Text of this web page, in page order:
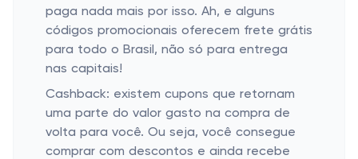
paga nada mais por isso. Ah, e alguns
códigos promocionais oferecem frete grátis
para todo o Brasil, não só para entrega
nas capitais!
Cashback: existem cupons que retornam
uma parte do valor gasto na compra de
volta para você. Ou seja, você consegue
comprar com descontos e ainda recebe